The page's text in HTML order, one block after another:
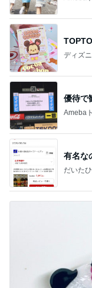
ディズ
優待で
Ameba
有名な
だいた